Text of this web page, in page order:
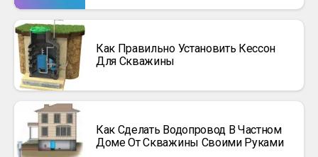
Как Правильно Установить Кессон
Для Скважины
Как Сделать Водопровод В Частном
Доме От Скважины Своими Руками